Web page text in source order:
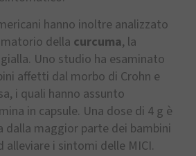
hanno inoltre analizzato
della curcuma, la
Uno studio ha esaminato
affetti dal morbo di Crohn e
i quali hanno assunto
in capsule. Una dose di 4 g è
maggior parte dei bambini
alleviare i sintomi delle MICI.